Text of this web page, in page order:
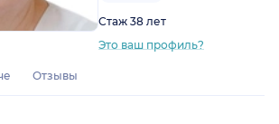
Стаж 38 лет
Это ваш профиль?
Отзывы